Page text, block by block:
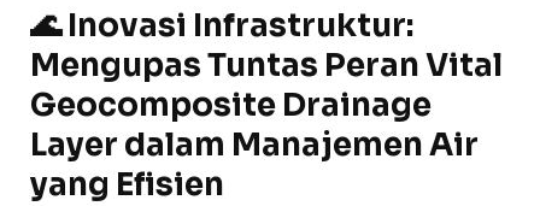
🌊 Inovasi Infrastruktur:
Mengupas Tuntas Peran Vital
Geocomposite Drainage
Layer dalam Manajemen Air
yang Efisien